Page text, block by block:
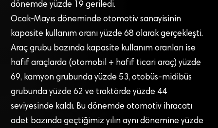
dönemde yüzde 19 geriledi.
Ocak-Mayıs dönemin­de otomotiv sanayisinin
kapasi­te kullanım oranı yüzde 68 olarak gerçekleşti.
Araç grubu bazında kapasite kullanım oranları ise
hafif araçlarda (otomobil + ha­fif ticari araç) yüzde
69, kamyon grubunda yüzde 53, otobüs-mi­dibüs
grubunda yüzde 62 ve trak­törde yüzde 44
seviyesinde kal­dı. Bu dönemde otomotiv ihracatı
adet bazında geçtiğimiz yılın ay­nı dönemine yüzde